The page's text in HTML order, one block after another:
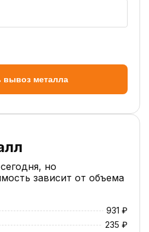
вывоз металла
но
зависит от объема
931 ₽
235 ₽